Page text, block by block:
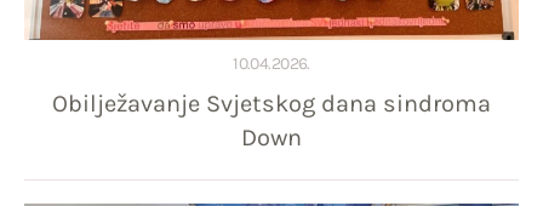
10.04.2026.
Obilježavanje Svjetskog dana sindroma
Down